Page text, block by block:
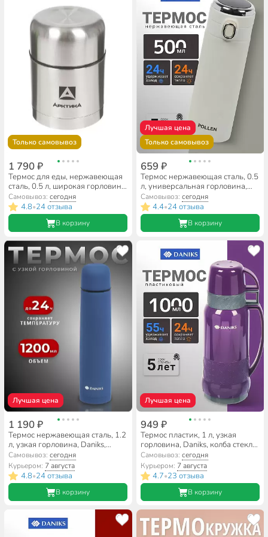
Только самовывоз
1 790 ₽
Термос для еды, нержавеющая
сталь, 0.5 л, широкая горловина,
Арктика, колба нержавеющая
сталь, 301-500
Самовывоз:сегодня
4.8•24 отзыва
В корзину
Лучшая цена
Только самовывоз
659 ₽
Термос нержавеющая сталь, 0.5
л, универсальная горловина,
Daniks, Пыльца, колба
нержавеющая сталь, слоновая
кость, JS061-11-4301 TCX
Самовывоз: сегодня
4.4•24 отзыва
В корзину
Лучшая цена
1 190 ₽
Термос нержавеющая сталь, 1.2
л, узкая горловина, Daniks,
колба нержавеющая сталь,
сапфирово-синий, SL-120ZN-
RAL5003-soft
Самовывоз:сегодня
Курьером: 7 августа
4.8•24 отзыва
В корзину
Лучшая цена
949 ₽
Термос пластик, 1 л, узкая
горловина, Daniks, колба стекло,
сиреневый, 958-100TT-prpl
Самовывоз: сегодня
Курьером: 7 августа
4.7•23 отзыва
В корзину